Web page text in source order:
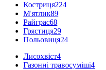
Костриця224
М'ятлик89
Райграс68
Грястиця29
Польовиця24
Лисохвіст4
Газонні травосуміші4